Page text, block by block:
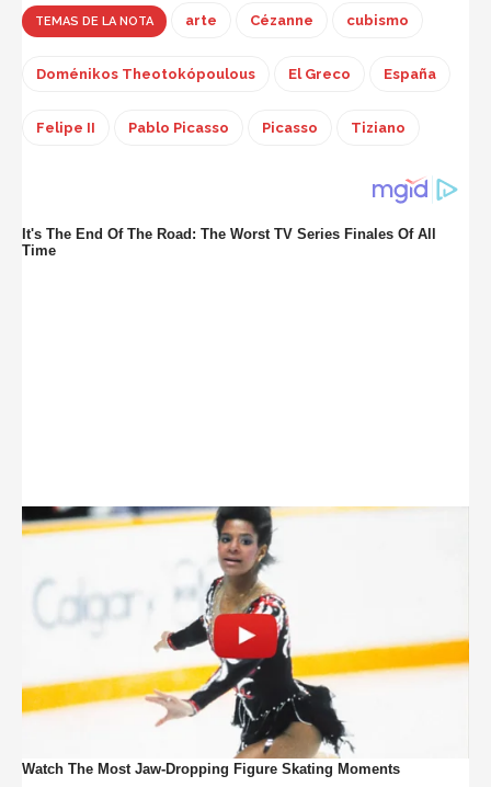
TEMAS DE LA NOTA arte Cézanne cubismo
Doménikos Theotokópoulous El Greco España
Felipe II Pablo Picasso Picasso Tiziano